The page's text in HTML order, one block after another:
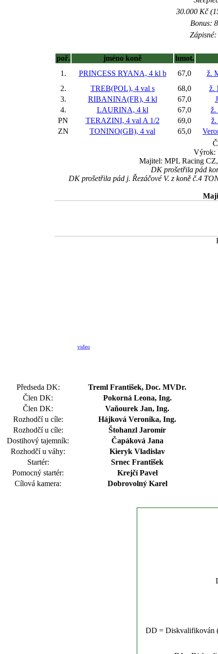
30.000 Kč
Bonus:
poř. jméno koně
hmot.
1.
PRINCESS RYANA, 4 kl b 67,0
ž.
2.
TREB(POL), 4 val s 68,0
ž.
3.
RIBANINA(FR), 4 kl 67,0
4.
LAURINA, 4 kl 67,0
ž.
PN
TERAZINI, 4 val A 1/2 69,0
ž.
ZN
TONINO(GB), 4 val 65,0
Výrok:
Majitel: MPL Racing
DK prošetřila pád
DK prošetřila pád j. Řezáčové V. z koně č.4
video
Předseda DK:
Treml František, Doc. MVDr.
Člen DK:
Pokorná Leona, Ing.
Člen DK:
Vaňourek Jan, Ing.
Rozhodčí u cíle:
Hájková Veronika, Ing.
Rozhodčí u cíle:
Štohanzl Jaromír
Dostihový tajemník:
Čapáková Jana
Rozhodčí u váhy:
Kieryk Vladislav
Startér:
Srnec František
Pomocný startér:
Krejčí Pavel
Cílová kamera:
Dobrovolný Karel
DD = Diskvalifikován